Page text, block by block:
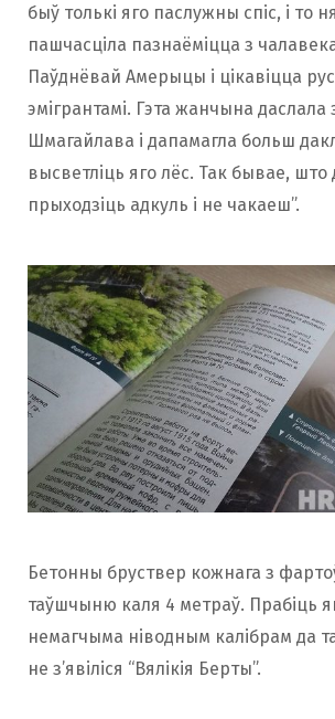
быў толькі яго паслужны спіс, і то
пашчасціла пазнаёміцца з
Паўднёвай Амерыцы і цікавіцца
эмігрантамі. Гэта жанчына даслала
Шмагайлава і дапамагла больш
высветліць яго лёс. Так бывае, што
прыходзіць адкуль і не чакаеш”.
Бетонны бруствер кожнага з
таўшчыню каля 4 метраў. Прабіць
немагчыма ніводным калібрам да
не з’явіліся “Вялікія Берты”.